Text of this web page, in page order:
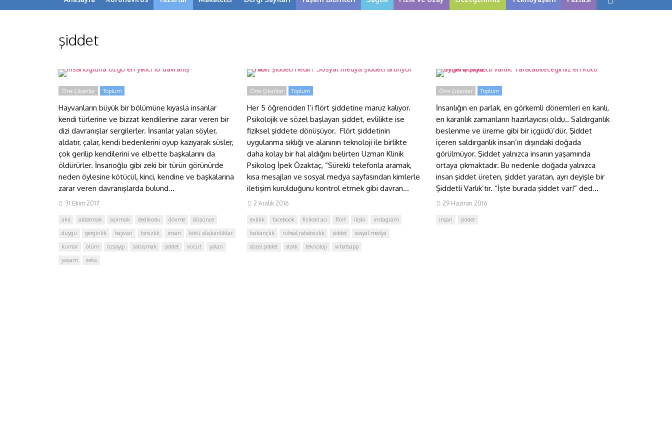
şiddet
İnsanoğluna özgü en yıkıcı 10
Öne Çıkanlar Toplum
Hayvanların büyük bir bölümüne kıyasla insanlar
kendi türlerine ve bizzat kendilerine zarar veren bir
dizi davranışlar sergilerler. İnsanlar yalan söyler,
aldatır, çalar, kendi bedenlerini oyup kazıyarak süsler,
çok gerilip kendilerini ve elbette başkalarını da
öldürürler. İnsanoğlu gibi zeki bir türün görünürde
neden öylesine kötücül, kinci, kendine ve başkalarına
zarar veren davranışlarda bulund...
31 Ekim 2017
akıl aldatmak aşırmak dedikodu dövme
düşünce
duygu
gerginlik hayvan hırsızlık insan
kötü alışkanlıklar
kumar
ölüm özsaygı sataşmak şiddet vücut
yalan
yaşam
zeka
Öne Çıkanlar Toplum
Her 5 öğrenciden 1’i flört şiddetine maruz kalıyor.
Psikolojik ve sözel başlayan şiddet, evlilikte ise
fiziksel şiddete dönüşüyor. Flört şiddetinin
uygulanma sıklığı ve alanının teknoloji ile birlikte
daha kolay bir hal aldığını belirten Uzman Klinik
Psikolog İpek Özaktaç, “Sürekli telefonla aramak,
kısa mesajları ve sosyal medya sayfasından kimlerle
iletişim kurulduğunu kontrol etmek gibi davran...
2 Aralık 2016
evlilik facebook fiziksel acı flört ilişki
instagram
ksıkançlık
ruhsal rahatsızlık şiddet
sosyal medya
sözel şiddet
stalk teknoloji whatsapp
Öne Çıkanlar Toplum
İnsanlığın en parlak, en görkemli dönemleri en kanlı,
en karanlık zamanların hazırlayıcısı oldu.. Saldırganlık
beslenme ve üreme gibi bir içgüdü’dür. Şiddet
içeren saldırganlık insan’ın dışındaki doğada
görülmüyor. Şiddet yalnızca insanın yaşamında
ortaya çıkmaktadır. Bu nedenle doğada yalnızca
insan şiddet üreten, şiddet yaratan, ayrı deyişle bir
Şiddetli Varlık’tır. “İşte burada şiddet var!” ded...
29 Haziran 2016
insan şiddet